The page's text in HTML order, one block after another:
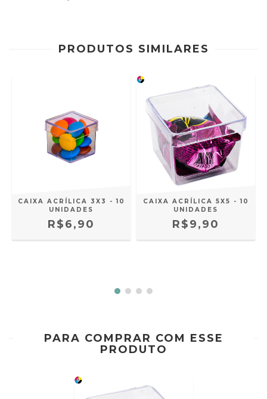
PRODUTOS SIMILARES
CAIXA ACRÍLICA 3X3 - 10
UNIDADES
R$6,90
CAIXA ACRÍLICA 5X5 - 10
UNIDADES
R$9,90
PARA COMPRAR COM ESSE
PRODUTO